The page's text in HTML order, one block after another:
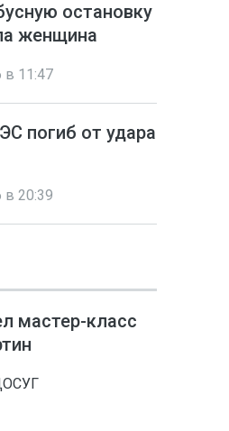
остановку
женщина
в 11:47
погиб от удара
в 20:39
мастер-класс